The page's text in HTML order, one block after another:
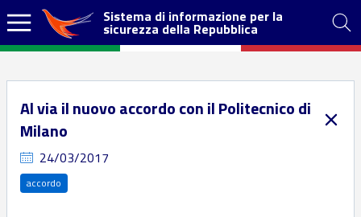
Sistema di informazione per la
sicurezza della Repubblica
Al via il nuovo accordo con il Politecnico di
Milano
24/03/2017
accordo